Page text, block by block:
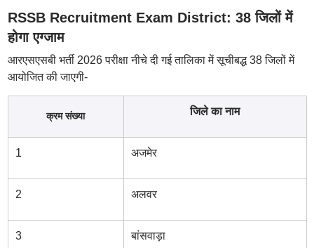
RSSB Recruitment Exam District: 38 जिलों में
होगा एग्जाम
आरएसएसबी भर्ती 2026 परीक्षा नीचे दी गई तालिका में सूचीबद्ध 38 जिलों में
आयोजित की जाएगी-
क्रम संख्या जिले का नाम
1 अजमेर
2 अलवर
3 बांसवाड़ा